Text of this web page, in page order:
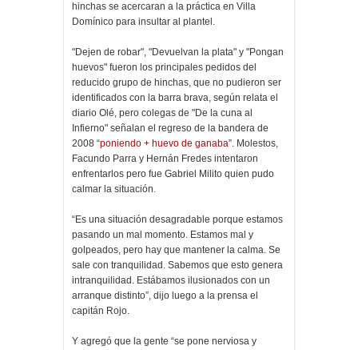
hinchas se acercaran a la práctica en Villa
Domínico para insultar al plantel.
"Dejen de robar", "Devuelvan la plata" y "Pongan
huevos" fueron los principales pedidos del
reducido grupo de hinchas, que no pudieron ser
identificados con la barra brava, según relata el
diario Olé, pero colegas de "De la cuna al
Infierno" señalan el regreso de la bandera de
2008 “poniendo + huevo de ganaba”. Molestos,
Facundo Parra y Hernán Fredes intentaron
enfrentarlos pero fue Gabriel Milito quien pudo
calmar la situación.
“Es una situación desagradable porque estamos
pasando un mal momento. Estamos mal y
golpeados, pero hay que mantener la calma. Se
sale con tranquilidad. Sabemos que esto genera
intranquilidad. Estábamos ilusionados con un
arranque distinto”, dijo luego a la prensa el
capitán Rojo.
Y agregó que la gente “se pone nerviosa y